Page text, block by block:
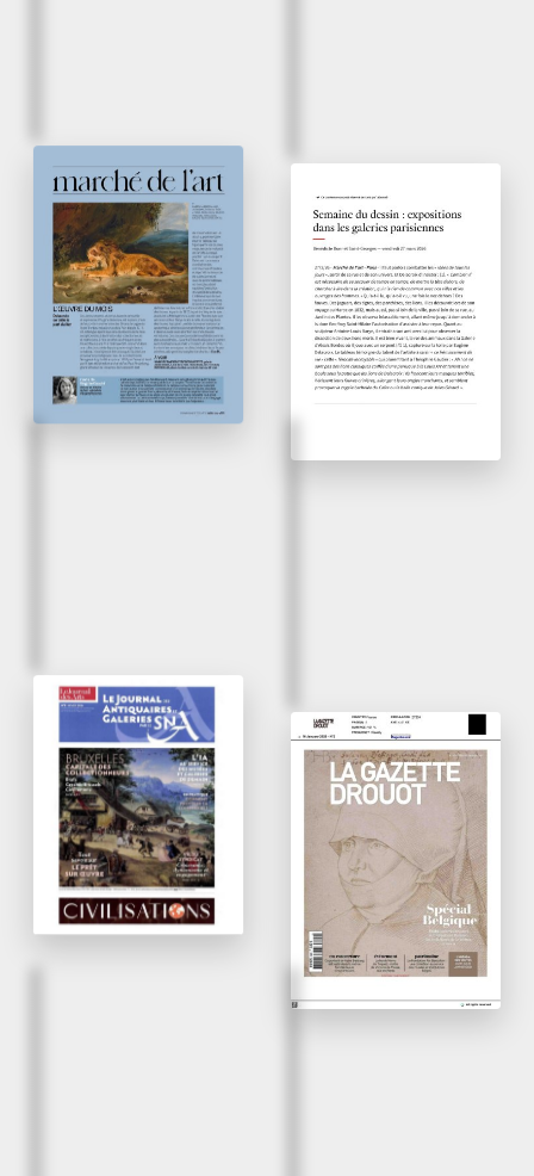
April 2026
L’œuvre du mois -
Delacroix se taille la
part du lion
Connaissance des arts
Friday, 27 March, 2026
Semaine du dessin :
expositions dans les
galeries parisiennes
La Tribune de l’Art
N°9 / Hiver 2026
L’offre équilibrée et
élargie de la Brafa
2026
Le Journal des Arts
2/ vendredi 16 janvier
Une 71e édition
ambitieuse pour la
Brafa
La Gazette Drouot